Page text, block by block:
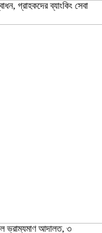
গ্রাহকদের ব্যাংকিং সেবা
ভ্রাম্যমাণ আদালত, ৩